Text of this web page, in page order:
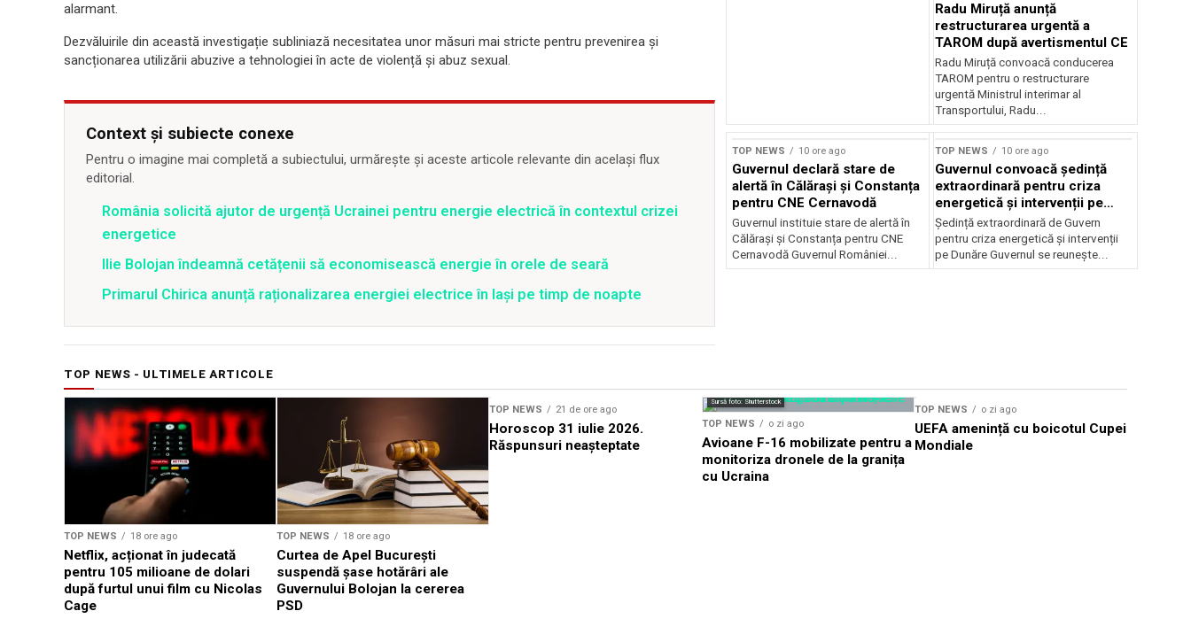
alarmant.
Dezvăluirile din această investigație subliniază necesitatea unor măsuri mai stricte pentru prevenirea și
sancționarea utilizării abuzive a tehnologiei în acte de violență și abuz sexual.
Context și subiecte conexe
Pentru o imagine mai completă a subiectului, urmărește și aceste articole relevante din același flux
editorial.
România solicită ajutor de urgență Ucrainei pentru energie electrică în contextul crizei
energetice
Ilie Bolojan îndeamnă cetățenii să economisească energie în orele de seară
Primarul Chirica anunță raționalizarea energiei electrice în Iași pe timp de noapte
Radu Miruță anunță
restructurarea urgentă a
TAROM după avertismentul CE
Radu Miruță convoacă conducerea
TAROM pentru o restructurare
urgentă Ministrul interimar al
Transportului, Radu...
TOP NEWS 10 ore ago
Guvernul declară stare de
alertă în Călărași și Constanța
pentru CNE Cernavodă
Guvernul instituie stare de alertă în
Călărași și Constanța pentru CNE
Cernavodă Guvernul României...
TOP NEWS 10 ore ago
Guvernul convoacă ședință
extraordinară pentru criza
energetică și intervenții pe
Dunăre
Ședință extraordinară de Guvern
pentru criza energetică și intervenții
pe Dunăre Guvernul se reunește...
TOP NEWS - ULTIMELE ARTICOLE
TOP NEWS 18 ore ago
Netflix, acționat în judecată
pentru 105 milioane de dolari
după furtul unui film cu Nicolas
Cage
TOP NEWS 18 ore ago
Curtea de Apel București
suspendă șase hotărâri ale
Guvernului Bolojan la cererea
PSD
TOP NEWS 21 de ore ago
Horoscop 31 iulie 2026.
Răspunsuri neașteptate
Sursă foto: Shutterstock
TOP NEWS o zi ago
Avioane F-16 mobilizate pentru a
monitoriza dronele de la granița
cu Ucraina
TOP NEWS o zi ago
UEFA amenință cu boicotul Cupei
Mondiale